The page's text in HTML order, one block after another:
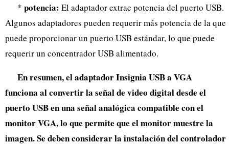
* potencia: El adaptador extrae potencia del puerto USB.
Algunos adaptadores pueden requerir más potencia de la que
puede proporcionar un puerto USB estándar, lo que puede
requerir un concentrador USB alimentado.
En resumen, el adaptador Insignia USB a VGA
funciona al convertir la señal de video digital desde el
puerto USB en una señal analógica compatible con el
monitor VGA, lo que permite que el monitor muestre la
imagen. Se deben considerar la instalación del controlador